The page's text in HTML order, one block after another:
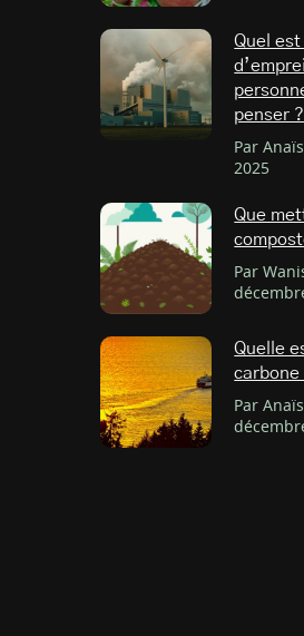
Quel
penser ?
Par
2025
Que
Par
Quelle
carbone
Par